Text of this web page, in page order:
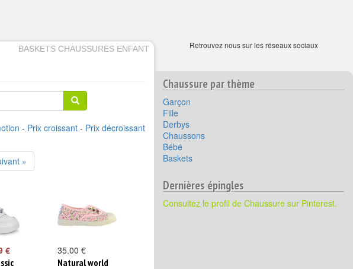
BASKETS CHAUSSURES ENFANT
- Prix croissant - Prix décroissant
»
€
35.00 €
Natural world
Chaussure par thème
Garçon
Fille
Derbys
Chaussons
Bébé
Baskets
Dernières épingles
Consultez le profil de Chaussure sur Pinterest.
Retrouvez nous sur les réseaux sociaux